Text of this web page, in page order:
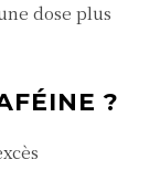
dose plus
?